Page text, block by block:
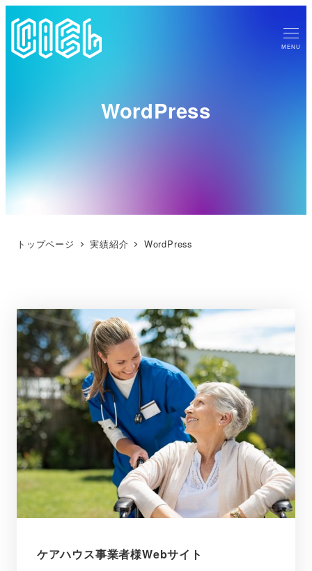
MENU
WordPress
トップページ 実績紹介 WordPress
ケアハウス事業者様Webサイト